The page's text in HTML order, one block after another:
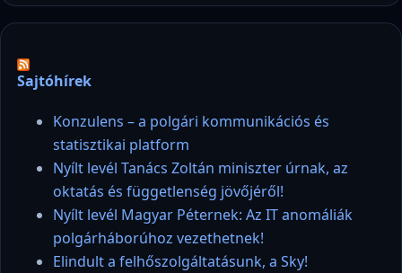
Sajtóhírek
Konzulens – a polgári kommunikációs és
statisztikai platform
Nyílt levél Tanács Zoltán miniszter úrnak, az
oktatás és függetlenség jövőjéről!
Nyílt levél Magyar Péternek: Az IT anomáliák
polgárháborúhoz vezethetnek!
Elindult a felhőszolgáltatásunk, a Sky!